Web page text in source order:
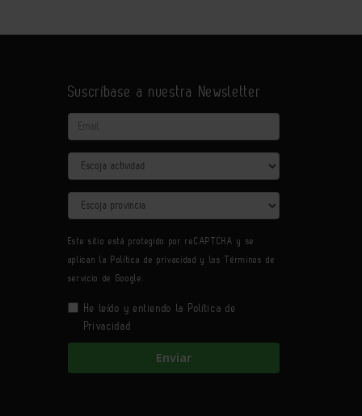
Suscríbase a nuestra Newsletter
Email
Actividad
Provincia
Este sitio está protegido por reCAPTCHA y se
aplican la Política de privacidad y losTérminos de
servicio de Google.
He leído y entiendo la Política de
Privacidad
Enviar